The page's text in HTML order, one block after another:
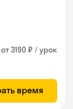
от 3190 ₽ / урок
время